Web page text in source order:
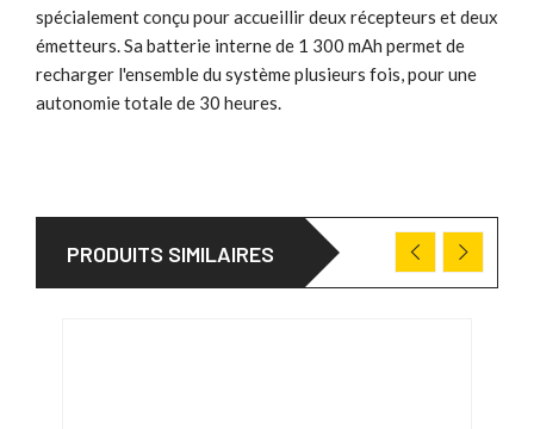
spécialement conçu pour accueillir deux récepteurs et deux
émetteurs. Sa batterie interne de 1 300 mAh permet de
recharger l'ensemble du système plusieurs fois, pour une
autonomie totale de 30 heures.
PRODUITS SIMILAIRES